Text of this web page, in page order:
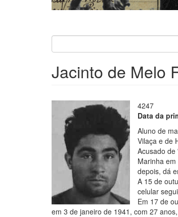
Jacinto de Melo
4247
Data da
Aluno de
Vilaça e de
Acusado
Marinha
depois, dá
A 15 de
celular
Em 17 de
em 3 de janeiro de 1941, com 27